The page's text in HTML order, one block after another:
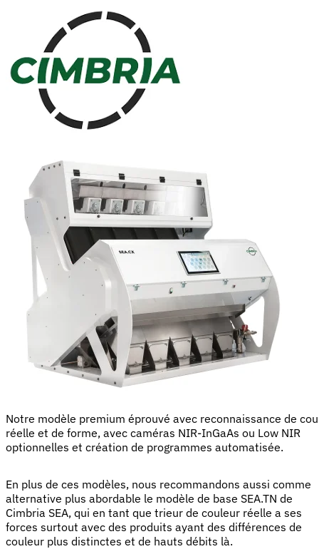
Notre modèle premium éprouvé avec reconnaissance de
réelle et de forme, avec caméras NIR-InGaAs ou Low NIR
optionnelles et création de programmes automatisée.
En plus de ces modèles, nous recommandons aussi comme
alternative plus abordable le modèle de base SEA.TN de
Cimbria SEA, qui en tant que trieur de couleur réelle a ses
forces surtout avec des produits ayant des différences de
couleur plus distinctes et de hauts débits là.